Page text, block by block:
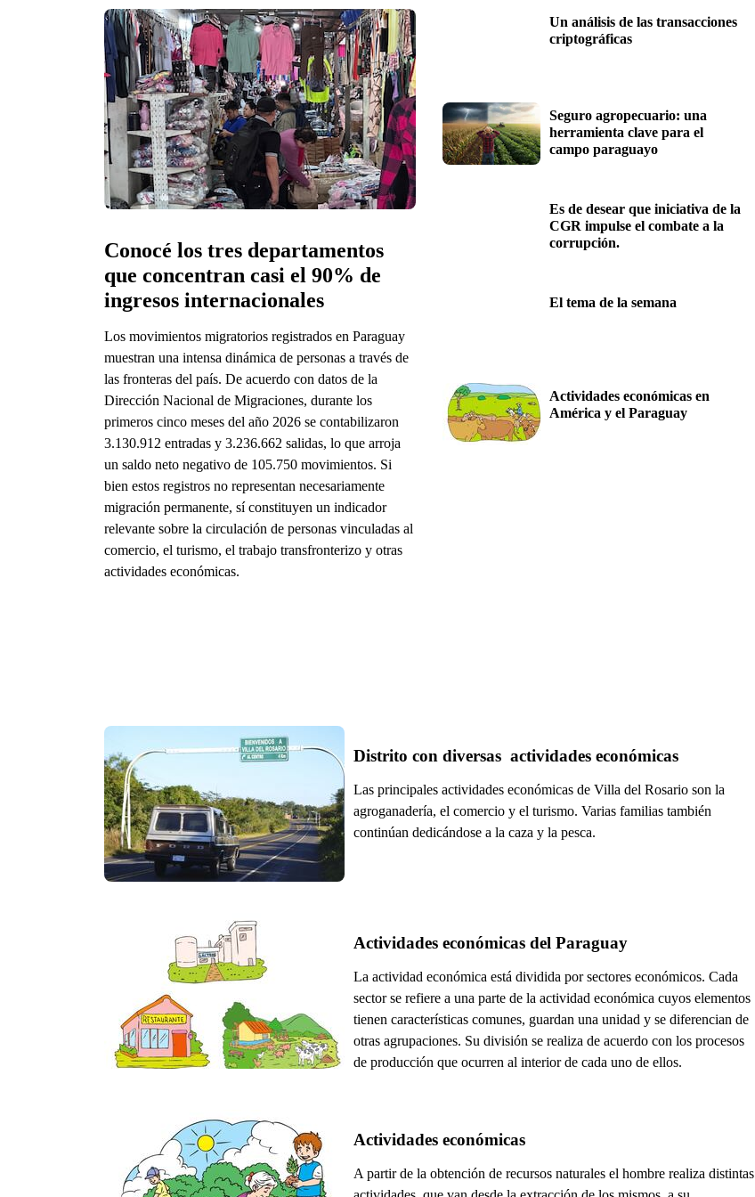
Conocé los tres departamentos
que concentran casi el 90% de
ingresos internacionales
Los movimientos migratorios registrados en Paraguay
muestran una intensa dinámica de personas a través de
las fronteras del país. De acuerdo con datos de la
Dirección Nacional de Migraciones, durante los
primeros cinco meses del año 2026 se contabilizaron
3.130.912 entradas y 3.236.662 salidas, lo que arroja
un saldo neto negativo de 105.750 movimientos. Si
bien estos registros no representan necesariamente
migración permanente, sí constituyen un indicador
relevante sobre la circulación de personas vinculadas al
comercio, el turismo, el trabajo transfronterizo y otras
actividades económicas.
Un análisis de las transacciones
criptográficas
Seguro agropecuario: una
herramienta clave para el
campo paraguayo
Es de desear que iniciativa de la
CGR impulse el combate a la
corrupción.
El tema de la semana
Actividades económicas en
América y el Paraguay
Distrito con diversas  actividades económicas
Las principales actividades económicas de Villa del Rosario son la
agroganadería, el comercio y el turismo. Varias familias también
continúan dedicándose a la caza y la pesca.
Actividades económicas del Paraguay
La actividad económica está dividida por sectores económicos. Cada
sector se refiere a una parte de la actividad económica cuyos elementos
tienen características comunes, guardan una unidad y se diferencian de
otras agrupaciones. Su división se realiza de acuerdo con los procesos
de producción que ocurren al interior de cada uno de ellos.
Actividades económicas
A partir de la obtención de recursos naturales el hombre realiza distintas